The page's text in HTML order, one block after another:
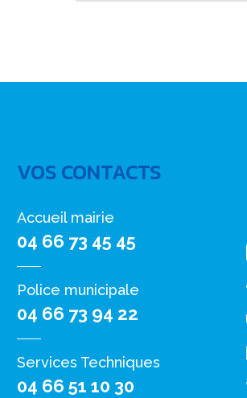
VOS CONTACTS
Accueil mairie
04 66 73 45 45
Police municipale
04 66 73 94 22
Services Techniques
04 66 51 10 30